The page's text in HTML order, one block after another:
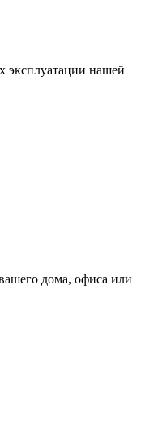
эксплуатации нашей
дома, офиса или